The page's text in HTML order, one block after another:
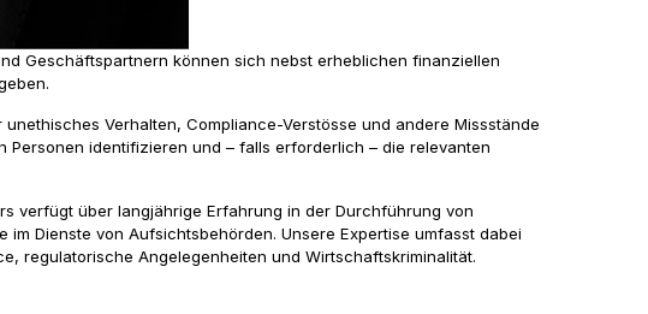
Geschäftspartnern können sich nebst erheblichen finanziellen
Verhalten, Compliance-Verstösse und andere Missstände
identifizieren und – falls erforderlich – die relevanten
verfügt über langjährige Erfahrung in der Durchführung von
Dienste von Aufsichtsbehörden. Unsere Expertise umfasst dabei
regulatorische Angelegenheiten und Wirtschaftskriminalität.